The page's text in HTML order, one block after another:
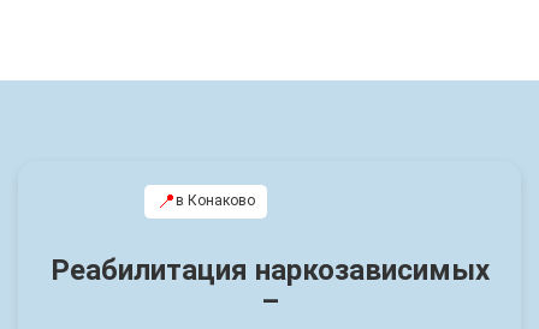
📍в Конаково
Реабилитация наркозависимых
–